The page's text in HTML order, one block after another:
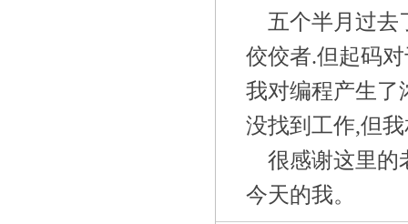
五个半月过去
佼佼者.但起码
我对编程产生了
没找到工作,但
很感谢这里的
今天的我。